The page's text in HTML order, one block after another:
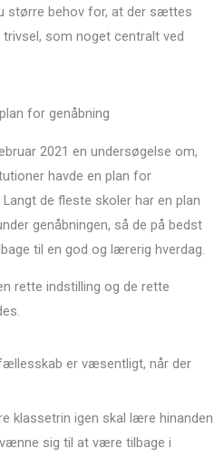
større behov for, at der sættes
som noget centralt ved
for genåbning
2021 en undersøgelse om,
havde en plan for
de fleste skoler har en plan
genåbningen, så de på bedst
til en god og lærerig hverdag.
rette indstilling og de rette
er væsentligt, når der
klassetrin igen skal lære hinanden
sig til at være tilbage i